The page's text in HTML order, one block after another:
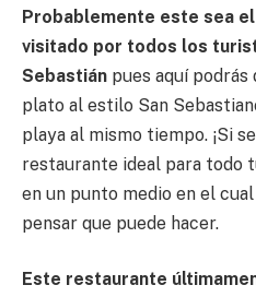
Probablemente este sea
visitado por todos los
Sebastián pues aquí
plato al estilo San
playa al mismo tiempo. ¡Si
restaurante ideal para todo
en un punto medio en el
pensar que puede hacer.
Este restaurante